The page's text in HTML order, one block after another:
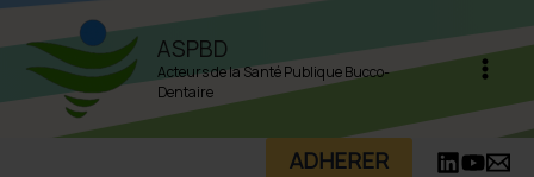
Aller
au
contenu
ASPBD
Acteurs de la Santé Publique Bucco-
Dentaire
ADHERER